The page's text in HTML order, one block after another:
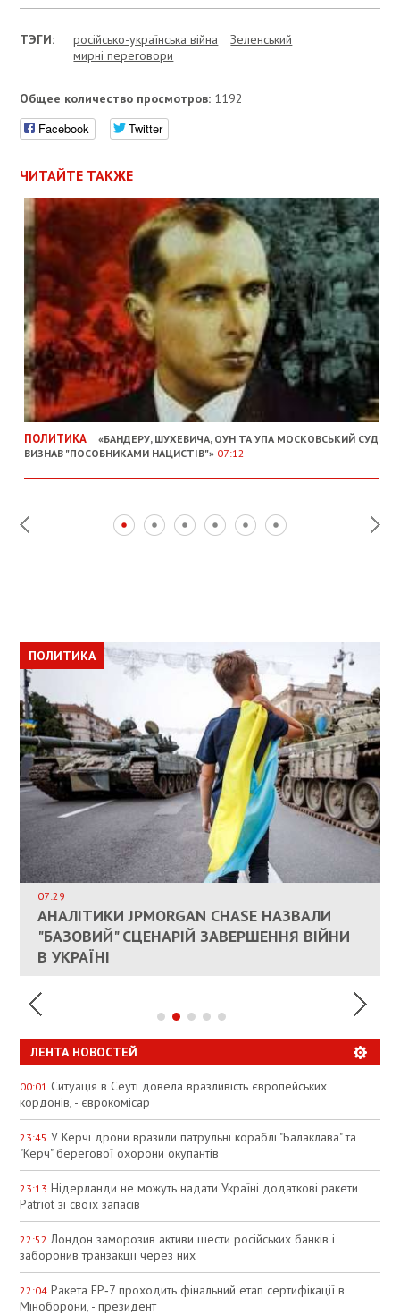
ТЭГИ: російсько-українська війна
Зеленський
мирні переговори
Общее количество просмотров: 1192
Facebook Twitter
ЧИТАЙТЕ ТАКЖЕ
ПОЛИТИКА
«БАНДЕРУ, ШУХЕВИЧА, ОУН ТА УПА МОСКОВСЬКИЙ СУД
ВИЗНАВ "ПОСОБНИКАМИ НАЦИСТІВ"» 07:12
ПОЛИТИКА
КАНДИДАТ В ПРЕМЬЕРЫ ПОЛЬШИ ПРИЗВАЛ
ЕС ПРЕКРАТИТЬ ВОЕННУЮ ПОМОЩЬ
УКРАИНЕ
ПОЛИТИКА
07:29
АНАЛІТИКИ JPMORGAN CHASE НАЗВАЛИ
"БАЗОВИЙ" СЦЕНАРІЙ ЗАВЕРШЕННЯ ВІЙНИ
В УКРАЇНІ
ОБЩЕСТВО
ВЛАСНИКАМ ЗРУЙНОВАНОГО ЖИТЛА
ДОЗВОЛИЛИ НЕ ПЛАТИТИ ЗА КОМУНАЛКУ
ПОЛИТИКА
ИНТЕГРАЦИЯ УКРАИНЫ В НАТО ВРЯД ЛИ
СОСТОИТСЯ В БЛИЖАЙШЕЕ ВРЕМЯ, –
РЮТТЕ
ЭКОНОМИКА
ПАЛИВНИЙ РИНОК РОЗІГРІЛИ ШТУЧНО:
АНАЛІТИКИ ЗВИНУВАТИЛИ АЗС У
СПЕКУЛЯЦІЇ
ЛЕНТА НОВОСТЕЙ
00:01 Ситуація в Сеуті довела вразливість європейських
кордонів, - єврокомісар
23:45 У Керчі дрони вразили патрульні кораблі "Балаклава" та
"Керч" берегової охорони окупантів
23:13 Нідерланди не можуть надати Україні додаткові ракети
Patriot зі своїх запасів
22:52 Лондон заморозив активи шести російських банків і
заборонив транзакції через них
22:04 Ракета FP‑7 проходить фінальний етап сертифікації в
Міноборони, - президент